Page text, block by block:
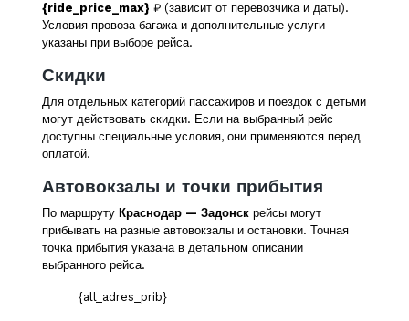
{ride_price_max} ₽ (зависит от перевозчика и даты).
Условия провоза багажа и дополнительные услуги
указаны при выборе рейса.
Скидки
Для отдельных категорий пассажиров и поездок с детьми
могут действовать скидки. Если на выбранный рейс
доступны специальные условия, они применяются перед
оплатой.
Автовокзалы и точки прибытия
По маршруту Краснодар — Задонск рейсы могут
прибывать на разные автовокзалы и остановки. Точная
точка прибытия указана в детальном описании
выбранного рейса.
{all_adres_prib}